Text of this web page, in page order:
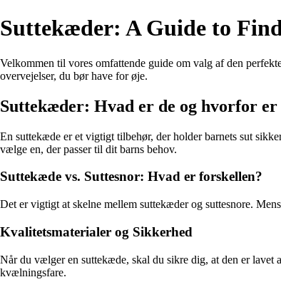
Suttekæder: A Guide to
Velkommen til vores omfattende guide om valg af den
overvejelser, du bør have for øje.
Suttekæder: Hvad er de og hvorfor er
En suttekæde er et vigtigt tilbehør, der holder barnets sut
vælge en, der passer til dit barns behov.
Suttekæde vs. Suttesnor: Hvad er forskellen?
Det er vigtigt at skelne mellem suttekæder og suttesnore.
Kvalitetsmaterialer og Sikkerhed
Når du vælger en suttekæde, skal du sikre dig, at den er lavet
kvælningsfare.